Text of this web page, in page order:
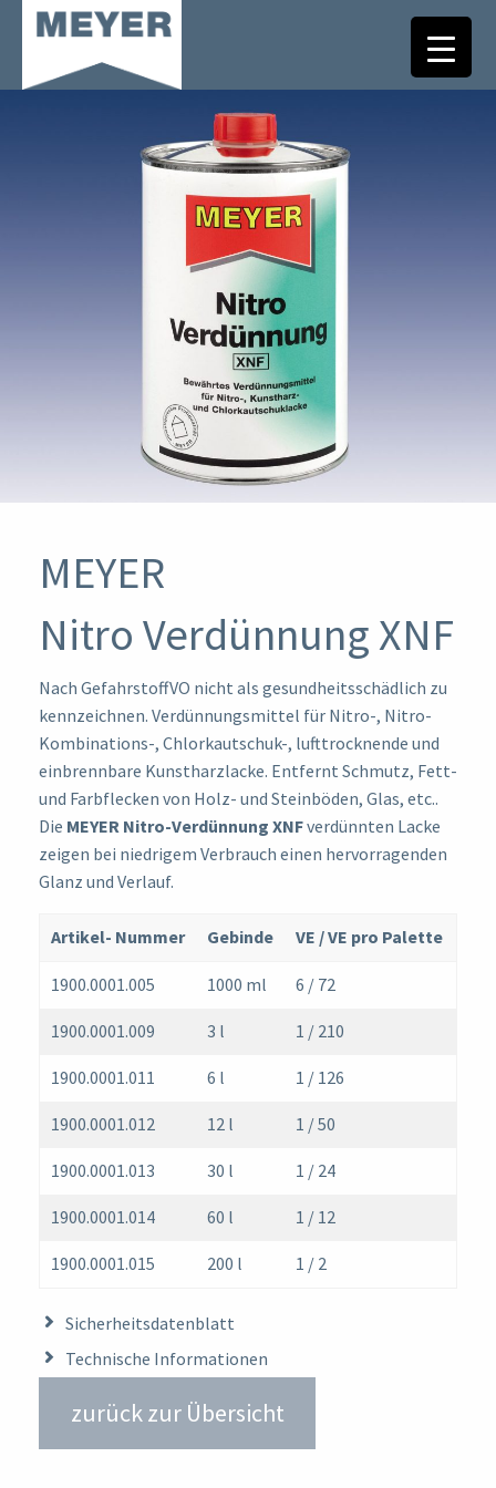
MEYER
Nitro Verdünnung XNF
Nach GefahrstoffVO nicht als gesundheitsschädlich zu
kennzeichnen. Verdünnungsmittel für Nitro-, Nitro-
Kombinations-, Chlorkautschuk-, lufttrocknende und
einbrennbare Kunstharzlacke. Entfernt Schmutz, Fett-
und Farbflecken von Holz- und Steinböden, Glas, etc..
Die MEYER Nitro-Verdünnung XNFverdünnten Lacke
zeigen bei niedrigem Verbrauch einen hervorragenden
Glanz und Verlauf.
Artikel- Nummer Gebinde VE / VE pro Palette
1900.0001.005 1000 ml 6 / 72
1900.0001.009 3 l 1 / 210
1900.0001.011 6 l 1 / 126
1900.0001.012 12 l 1 / 50
1900.0001.013 30 l 1 / 24
1900.0001.014 60 l 1 / 12
1900.0001.015 200 l 1 / 2
Sicherheitsdatenblatt
Technische Informationen
zurück zur Übersicht